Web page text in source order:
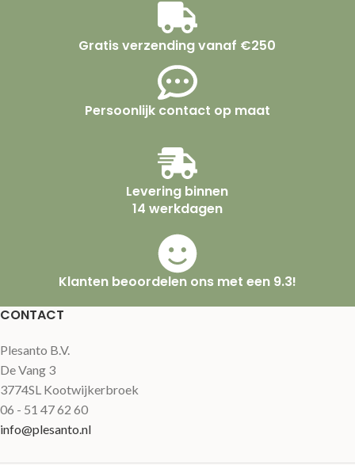
Gratis verzending vanaf €250
Persoonlijk contact op maat
Levering binnen
14 werkdagen
Klanten beoordelen ons met een 9.3!
CONTACT
Plesanto B.V.
De Vang 3
3774SL Kootwijkerbroek
06 - 51 47 62 60
info@plesanto.nl